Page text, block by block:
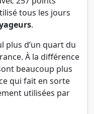
tous les jours
.
plus d’un quart du
À la différence
beaucoup plus
qui fait en sorte
utilisées par